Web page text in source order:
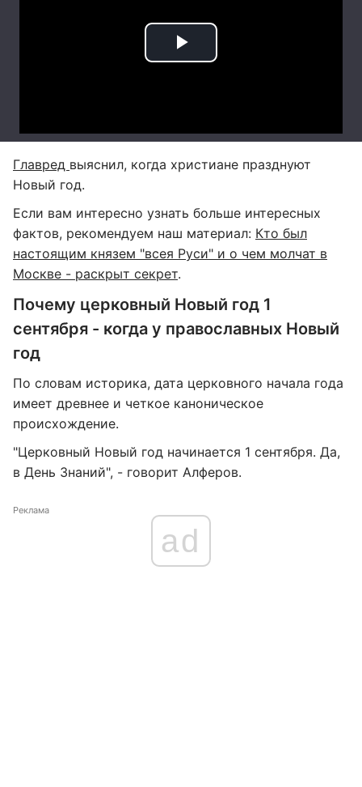
Главред выяснил, когда христиане празднуют
Новый год.
Если вам интересно узнать больше интересных
фактов, рекомендуем наш материал: Кто был
настоящим князем "всея Руси" и о чем молчат в
Москве - раскрыт секрет.
Почему церковный Новый год 1
сентября - когда у православных Новый
год
По словам историка, дата церковного начала года
имеет древнее и четкое каноническое
происхождение.
"Церковный Новый год начинается 1 сентября. Да,
в День Знаний", - говорит Алферов.
Реклама
ad